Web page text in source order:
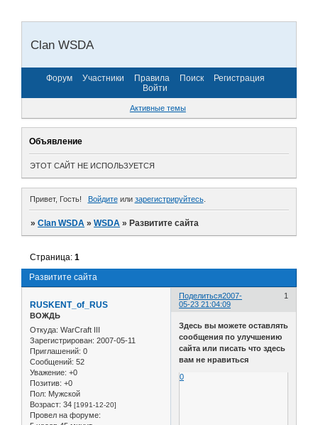
Clan WSDA
Форум Участники Правила Поиск
Регистрация
Войти
Активные темы
Объявление
ЭТОТ САЙТ НЕ ИСПОЛЬЗУЕТСЯ
Привет, Гость! Войдитеили зарегистрируйтесь.
»Clan WSDA »WSDA » Развитите сайта
Развитите сайта
Страница:1
Поделиться 1
2007-
05-23 21:04:09
RUSKENT_of_RUS
ВОЖДЬ
Откуда: WarCraft III
Зарегистрирован: 2007-05-11
Приглашений: 0
Сообщений: 52
Уважение: +0
Позитив: +0
Пол: Мужской
Возраст: 34 [1991-12-20]
Провел на форуме:
Здесь вы можете оставлять
сообщения по улучшению
сайта или писать что здесь
вам не нравиться
0